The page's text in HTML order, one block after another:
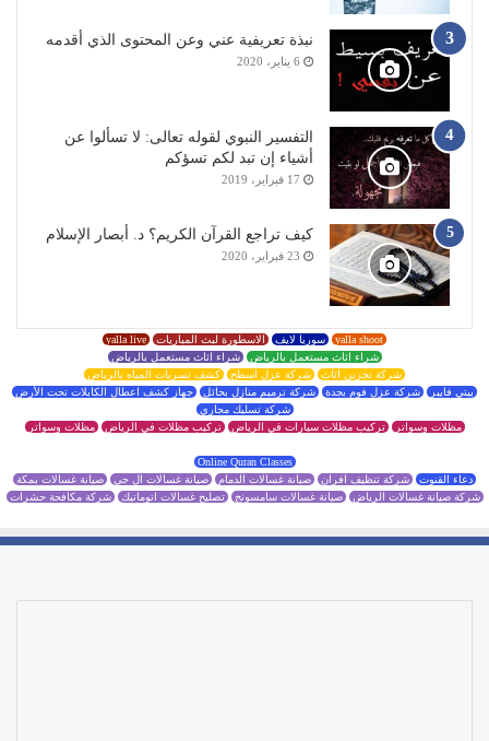
نبذة تعريفية عني وعن المحتوى الذي أقدمه
6 يناير، 2020
التفسير النبوي لقوله تعالى: لا تسألوا عن
أشياء إن تبد لكم تسؤكم
17 فبراير، 2019
كيف تراجع القرآن الكريم؟ د. أبصار الإسلام
23 فبراير، 2020
yalla shoot سوريا لايف الاسطورة لبث المباريات yalla live
شراء اثاث مستعمل بالرياض شراء اثاث مستعمل بالرياض
شركة تخزين اثاث شركة عزل اسطح كشف تسربات المياه بالرياض
بيتي فايبر شركة عزل فوم بجدة شركة ترميم منازل بحائل جهاز كشف اعطال الكابلات تحت الأرض
شركة تسليك مجاري
مظلات وسواتر تركيب مظلات سيارات في الرياض تركيب مظلات في الرياض مظلات وسواتر
Online Quran Classes
دعاء القنوت شركة تنظيف افران صيانة غسالات الدمام صيانة غسالات ال جي صيانة غسالات بمكة
شركة صيانة غسالات الرياض صيانة غسالات سامسونج تصليح غسالات اتوماتيك شركة مكافحة حشرات